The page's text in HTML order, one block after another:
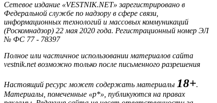
Сетевое издание «VESTNIK.NET» зарегистрировано в
Федеральной службе по надзору в сфере связи,
информационных технологий и массовых коммуникаций
(Роскомнадзор) 22 мая 2020 года. Регистрационный номер ЭЛ
№ ФС 77 - 78397
Полное или частичное использовании материалов сайта
vestnik.net возможно только после письменного разрешения
Настоящий ресурс может содержать материалы 18+.
Материалы, помеченные «р*», публикуются на правах